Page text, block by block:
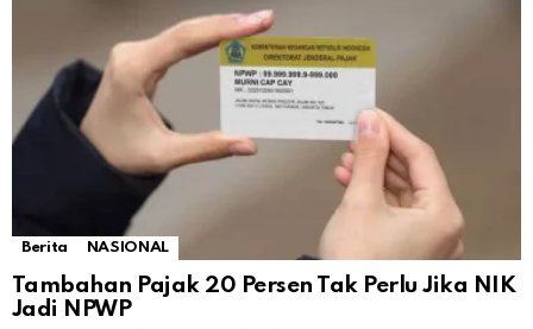
Berita NASIONAL
Tambahan Pajak 20 Persen Tak Perlu Jika NIK
Jadi NPWP